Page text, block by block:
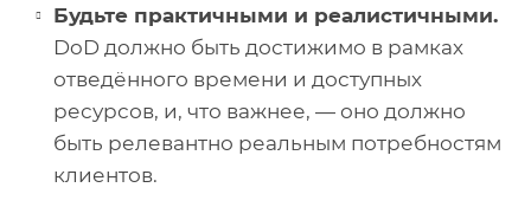
Будьте практичными и реалистичными.
DoD должно быть достижимо в рамках
отведённого времени и доступных
ресурсов, и, что важнее, — оно должно
быть релевантно реальным потребностям
клиентов.